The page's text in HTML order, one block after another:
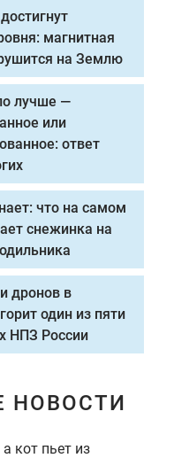
магнитная
на Землю
лучше —
или
ответ
что на самом
снежинка на
дронов в
один из пяти
НПЗ России
НОВОСТИ
кот пьет из